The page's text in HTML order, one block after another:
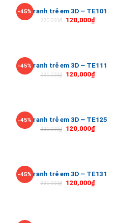
-45%Tranh trẻ em 3D – TE101
220,000₫ 120,000₫
-45%Tranh trẻ em 3D – TE111
220,000₫ 120,000₫
-45%Tranh trẻ em 3D – TE125
220,000₫ 120,000₫
-45%Tranh trẻ em 3D – TE131
220,000₫ 120,000₫